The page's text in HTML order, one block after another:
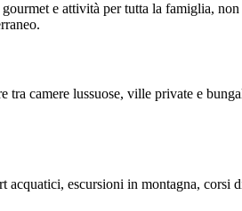
e attività per tutta la famiglia,
camere lussuose, ville private e
escursioni in montagna, corsi